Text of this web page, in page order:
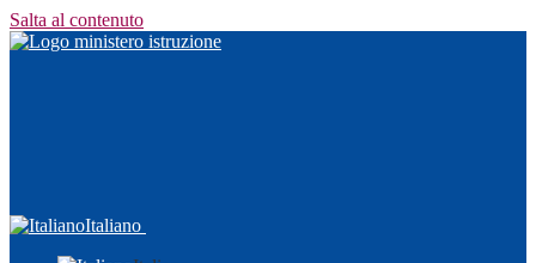
Salta al contenuto
Italiano